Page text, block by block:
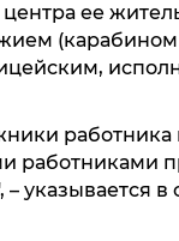
центра ее
(карабином
работниками
указывается